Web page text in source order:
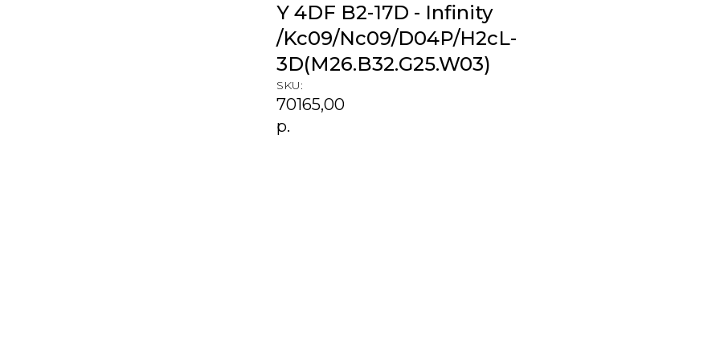
Y 4DF B2-17D - Infinity
/Kc09/Nc09/D04P/H2cL-
3D(M26.B32.G25.W03)
SKU:
70165,00
р.